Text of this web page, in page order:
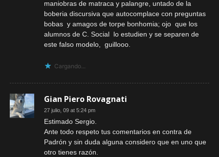
maniobras de matraca y palangre, untado de la
boberia discursiva que autocomplace con preguntas
bobas y amagos de torpe bonhomia; ojo que los
alumnos de C. Social lo estudien y se separen de
este falso modelo, guillooo.
Cargando...
Gian Piero Rovagnati
27 julio, 09 at 5:24 pm
Estimado Sergio.
Ante todo respeto tus comentarios en contra de
Padrón y sin duda alguna considero que en uno que
otro tienes razón.